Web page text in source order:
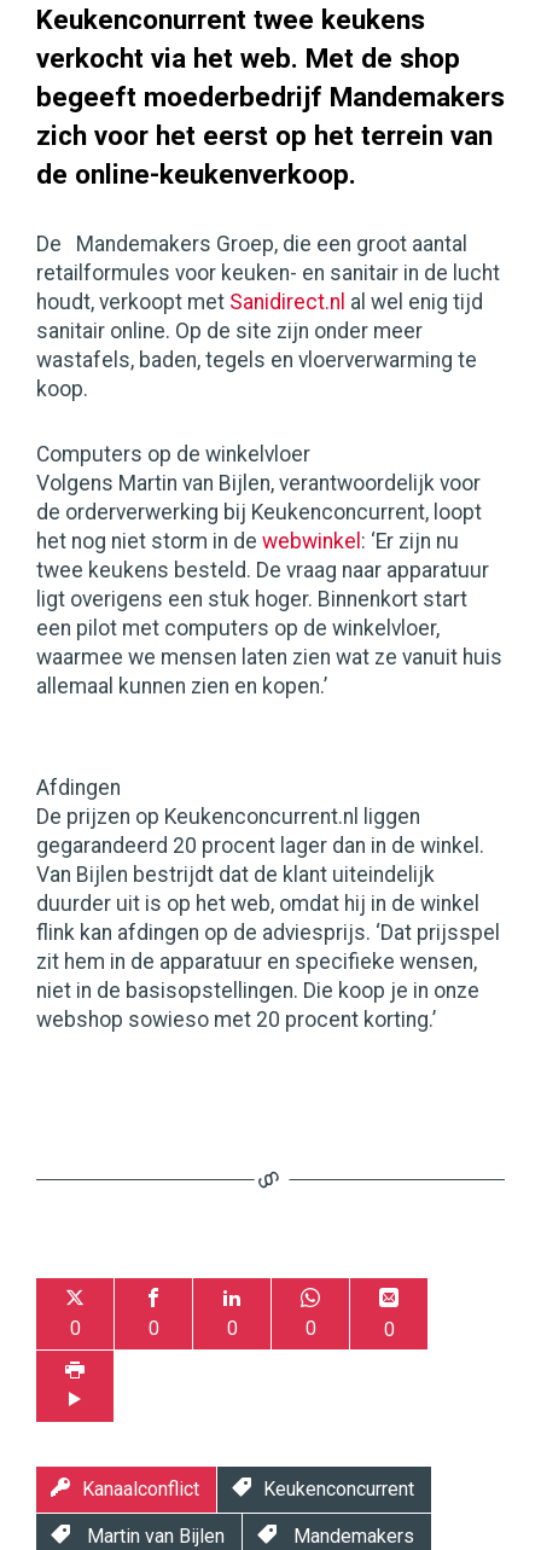
Keukenconurrent twee keukens
verkocht via het web. Met de shop
begeeft moederbedrijf Mandemakers
zich voor het eerst op het terrein van
de online-keukenverkoop.
De Mandemakers Groep, die een groot aantal
retailformules voor keuken- en sanitair in de lucht
houdt, verkoopt met Sanidirect.nl al wel enig tijd
sanitair online. Op de site zijn onder meer
wastafels, baden, tegels en vloerverwarming te
koop.
Computers op de winkelvloer
Volgens Martin van Bijlen, verantwoordelijk voor
de orderverwerking bij Keukenconcurrent, loopt
het nog niet storm in de webwinkel : ‘Er zijn nu
twee keukens besteld. De vraag naar apparatuur
ligt overigens een stuk hoger. Binnenkort start
een pilot met computers op de winkelvloer,
waarmee we mensen laten zien wat ze vanuit huis
allemaal kunnen zien en kopen.’
Afdingen
De prijzen op Keukenconcurrent.nl liggen
gegarandeerd 20 procent lager dan in de winkel.
Van Bijlen bestrijdt dat de klant uiteindelijk
duurder uit is op het web, omdat hij in de winkel
flink kan afdingen op de adviesprijs. ‘Dat prijsspel
zit hem in de apparatuur en specifieke wensen,
niet in de basisopstellingen. Die koop je in onze
webshop sowieso met 20 procent korting.’
0 0 0 0 0
Kanaalconflict Keukenconcurrent
Martin van Bijlen Mandemakers